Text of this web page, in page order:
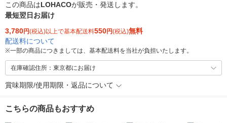
この商品はLOHACOが販売・発送します。
最短翌日お届け
3,780円(税込)以上で基本配送料550円(税込)無料
配送料について
※一部の商品につきましては、基本配送料を当社が負担いたします。
在庫確認住所：東京都にお届け
賞味期限/使用期限・返品について
こちらの商品もおすすめ